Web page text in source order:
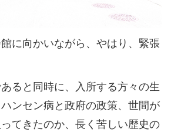
に向かいながら、やはり、緊張
ると同時に、入所する方々の生
ンセン病と政府の政策、世間が
てきたのか、長く苦しい歴史の